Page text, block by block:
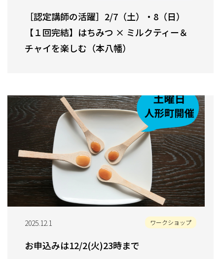
［認定講師の活躍］2/7（土）・8（日）
【１回完結】はちみつ × ミルクティー＆
チャイを楽しむ（本八幡）
2025.12.1 ワークショップ
お申込みは12/2(火)23時まで